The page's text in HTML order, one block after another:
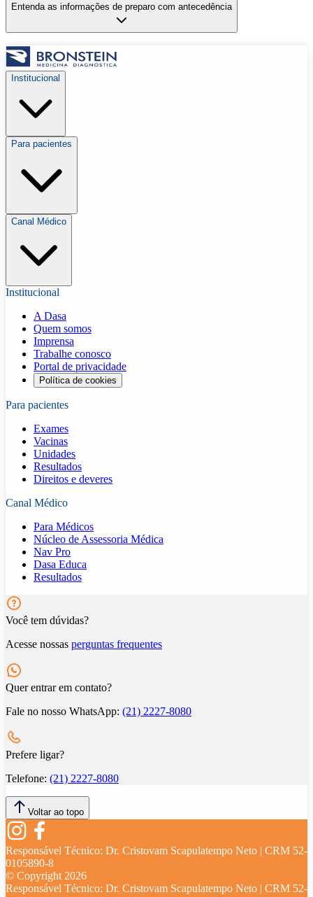
Entenda as informações de preparo com antecedência
Institucional
Para pacientes
Canal Médico
Institucional
A Dasa
Quem somos
Imprensa
Trabalhe conosco
Portal de privacidade
Política de cookies
Para pacientes
Exames
Vacinas
Unidades
Resultados
Direitos e deveres
Canal Médico
Para Médicos
Núcleo de Assessoria Médica
Nav Pro
Dasa Educa
Resultados
Você tem dúvidas?
Acesse nossas perguntas frequentes
Quer entrar em contato?
Fale no nosso WhatsApp: (21) 2227-8080
Prefere ligar?
Telefone: (21) 2227-8080
Voltar ao topo
Responsável Técnico: Dr. Cristovam Scapulatempo Neto | CRM 52-
0105890-8
© Copyright2026
Responsável Técnico: Dr. Cristovam Scapulatempo Neto | CRM 52-